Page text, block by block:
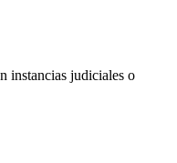
instancias judiciales o